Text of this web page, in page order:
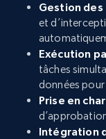
Gestion
et
Exécution
tâches
données
Prise en
Intégration